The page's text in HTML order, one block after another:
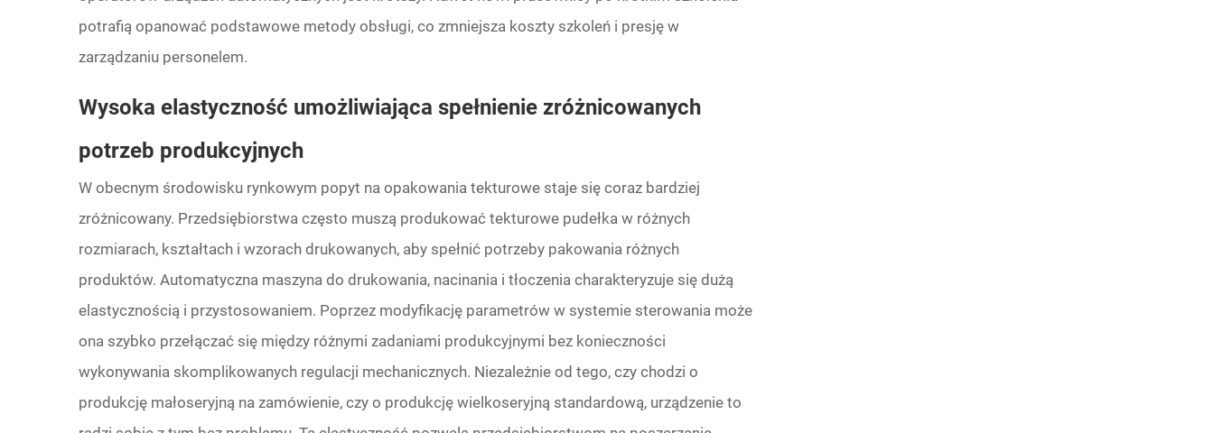
potrafią opanować podstawowe metody obsługi, co zmniejsza koszty szkoleń i presję w
zarządzaniu personelem.
Wysoka elastyczność umożliwiająca spełnienie zróżnicowanych
potrzeb produkcyjnych
W obecnym środowisku rynkowym popyt na opakowania tekturowe staje się coraz bardziej
zróżnicowany. Przedsiębiorstwa często muszą produkować tekturowe pudełka w różnych
rozmiarach, kształtach i wzorach drukowanych, aby spełnić potrzeby pakowania różnych
produktów. Automatyczna maszyna do drukowania, nacinania i tłoczenia charakteryzuje się dużą
elastycznością i przystosowaniem. Poprzez modyfikację parametrów w systemie sterowania może
ona szybko przełączać się między różnymi zadaniami produkcyjnymi bez konieczności
wykonywania skomplikowanych regulacji mechanicznych. Niezależnie od tego, czy chodzi o
produkcję małoseryjną na zamówienie, czy o produkcję wielkoseryjną standardową, urządzenie to